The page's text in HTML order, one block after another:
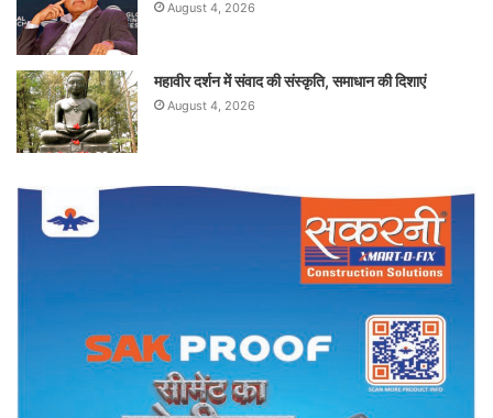
August 4, 2026
महावीर दर्शन में संवाद की संस्कृति, समाधान की दिशाएं
August 4, 2026